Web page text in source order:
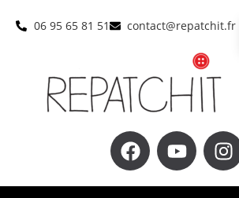
06 95 65 81 51 contact@repatchit.fr